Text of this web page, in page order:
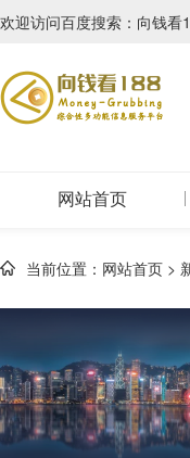
欢迎访问百度搜索：向钱看
网站首页
当前位置： 网站首页 >